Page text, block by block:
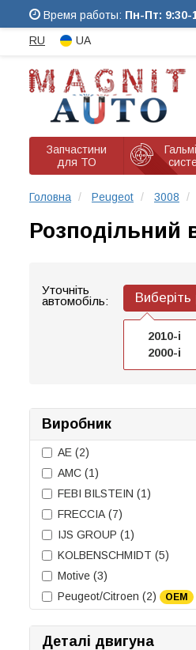
Время работы: Пн-Пт: 9:30-
RU UA
Запчастини
для ТО
Головна Peugeot 3008
Розподільний
Уточніть
автомобіль:
Виберіть
2010-і
2000-і
Виробник
AE (2)
AMC (1)
FEBI BILSTEIN (1)
FRECCIA (7)
IJS GROUP (1)
KOLBENSCHMIDT (5)
Motive (3)
Peugeot/Citroen (2) OEM
Деталі двигуна